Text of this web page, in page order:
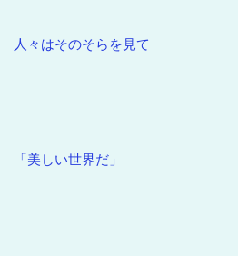
人々はそのそらを見て
「美しい世界だ」